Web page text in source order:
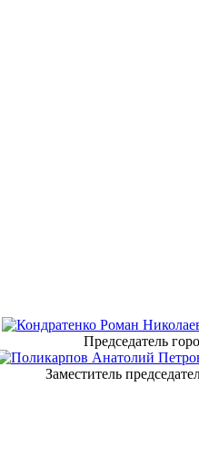
Председатель
Заместитель